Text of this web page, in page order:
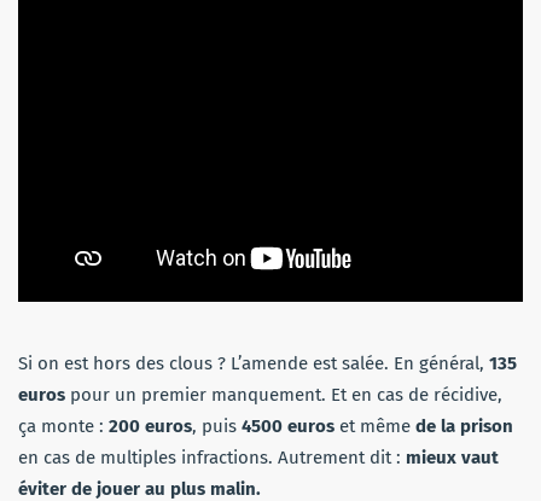
Si on est hors des clous ? L’amende est salée. En général, 135
euros pour un premier manquement. Et en cas de récidive,
ça monte : 200 euros, puis 4500 euros et même de la prison
en cas de multiples infractions. Autrement dit : mieux vaut
éviter de jouer au plus malin.